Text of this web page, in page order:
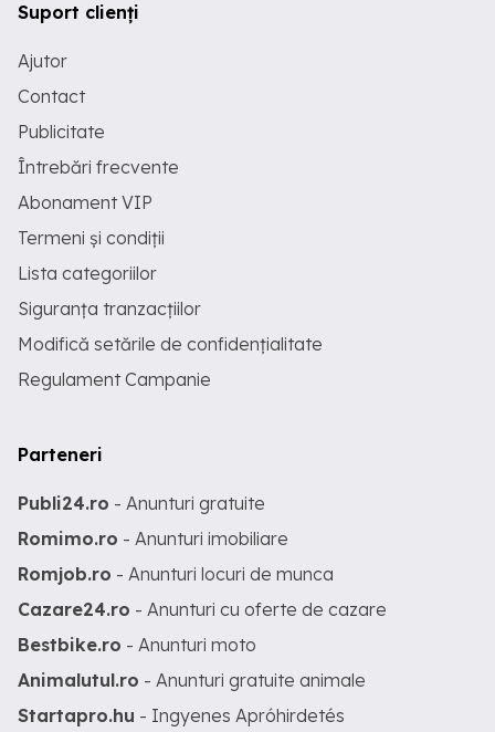
Suport clienți
Ajutor
Contact
Publicitate
Întrebări frecvente
Abonament VIP
Termeni și condiții
Lista categoriilor
Siguranța tranzacțiilor
Modifică setările de confidențialitate
Regulament Campanie
Parteneri
Publi24.ro - Anunturi gratuite
Romimo.ro - Anunturi imobiliare
Romjob.ro - Anunturi locuri de munca
Cazare24.ro - Anunturi cu oferte de cazare
Bestbike.ro - Anunturi moto
Animalutul.ro - Anunturi gratuite animale
Startapro.hu - Ingyenes Apróhirdetés